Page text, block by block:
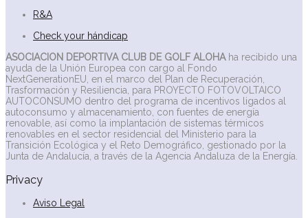
R&A
Check your hándicap
ASOCIACION DEPORTIVA CLUB DE GOLF ALOHA ha recibido una
ayuda de la Unión Europea con cargo al Fondo
NextGenerationEU, en el marco del Plan de Recuperación,
Trasformación y Resiliencia, para PROYECTO FOTOVOLTAICO
AUTOCONSUMO dentro del programa de incentivos ligados al
autoconsumo y almacenamiento, con fuentes de energía
renovable, así como la implantación de sistemas térmicos
renovables en el sector residencial del Ministerio para la
Transición Ecológica y el Reto Demográfico, gestionado por la
Junta de Andalucía, a través de la Agencia Andaluza de la Energía.
Privacy
Aviso Legal